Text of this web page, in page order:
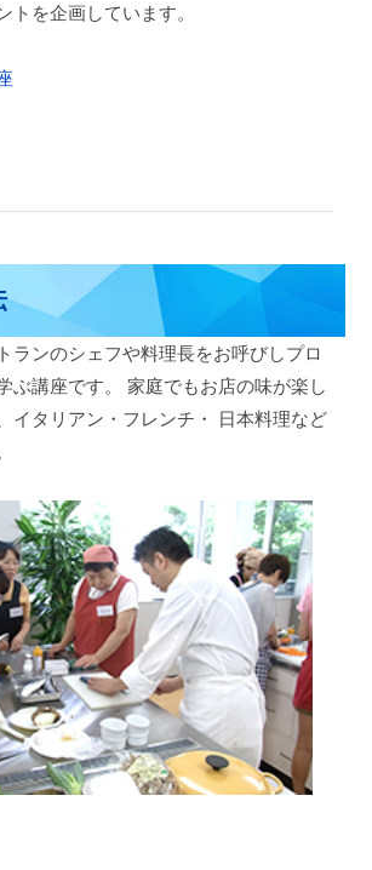
トを企画しています。
ランのシェフや料理長をお呼びしプロ
ぶ講座です。 家庭でもお店の味が楽し
イタリアン・フレンチ・ 日本料理など